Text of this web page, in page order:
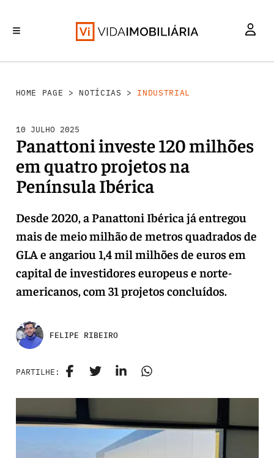
HOME PAGE > NOTÍCIAS > INDUSTRIAL
10 JULHO 2025
Panattoni investe 120 milhões
em quatro projetos na
Península Ibérica
Desde 2020, a Panattoni Ibérica já entregou
mais de meio milhão de metros quadrados de
GLA e angariou 1,4 mil milhões de euros em
capital de investidores europeus e norte-
americanos, com 31 projetos concluídos.
FELIPE RIBEIRO
PARTILHE: